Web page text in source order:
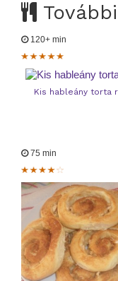
120+ min
Kis hableány torta
75 min